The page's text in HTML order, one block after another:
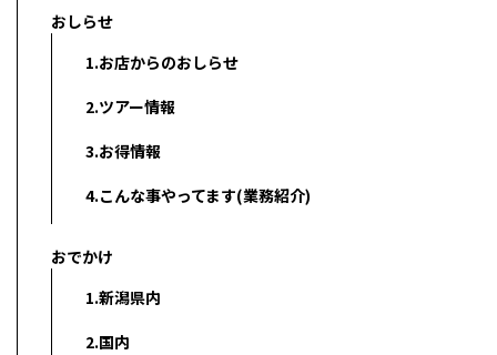
おしらせ
1.お店からのおしらせ
2.ツアー情報
3.お得情報
4.こんな事やってます(業務紹介)
おでかけ
1.新潟県内
2.国内